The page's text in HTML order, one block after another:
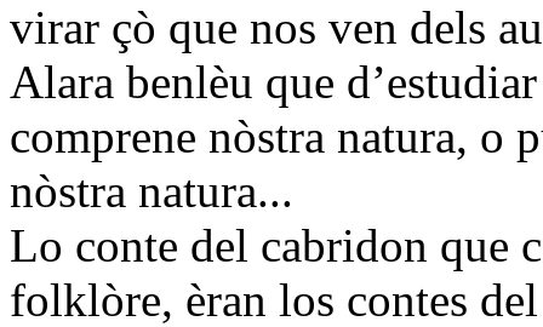
virar çò que nos ven dels
Alara benlèu que
comprene nòstra natura, o
nòstra natura...
Lo conte del cabridon que
folklòre, èran los contes